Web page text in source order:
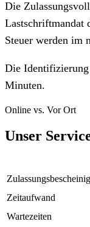
Die
Lastschriftmandat
Steuer werden im
Die Identifizierung
Minuten.
Online vs. Vor Ort
Unser
Zeitaufwand
Wartezeiten